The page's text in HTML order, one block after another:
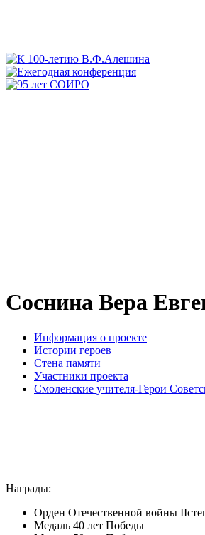
Соснина Вера
Информация о проекте
Истории героев
Стена памяти
Участники проекта
Смоленские учителя-Герои
Награды:
Орден Отечественной войны
Медаль 40 лет Победы